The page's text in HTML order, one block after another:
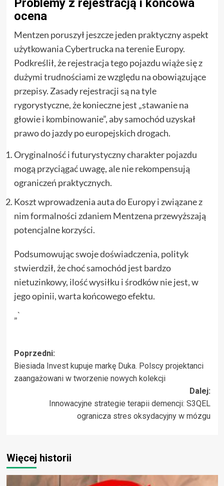
Problemy z rejestracją i końcowa
ocena
Mentzen poruszył jeszcze jeden praktyczny aspekt
użytkowania Cybertrucka na terenie Europy.
Podkreślił, że rejestracja tego pojazdu wiąże się z
dużymi trudnościami ze względu na obowiązujące
przepisy. Zasady rejestracji są na tyle
rygorystyczne, że konieczne jest „stawanie na
głowie i kombinowanie”, aby samochód uzyskał
prawo do jazdy po europejskich drogach.
Oryginalność i futurystyczny charakter pojazdu
mogą przyciągać uwagę, ale nie rekompensują
ograniczeń praktycznych.
Koszt wprowadzenia auta do Europy i związane z
nim formalności zdaniem Mentzena przewyższają
potencjalne korzyści.
Podsumowując swoje doświadczenia, polityk
stwierdził, że choć samochód jest bardzo
nietuzinkowy, ilość wysiłku i środków nie jest, w
jego opinii, warta końcowego efektu.
„`
Zobacz
wpisy
Poprzedni:
Biesiada Invest kupuje markę Duka. Polscy projektanci
zaangażowani w tworzenie nowych kolekcji
Dalej:
Innowacyjne strategie terapii demencji: S3QEL
ogranicza stres oksydacyjny w mózgu
Więcej historii